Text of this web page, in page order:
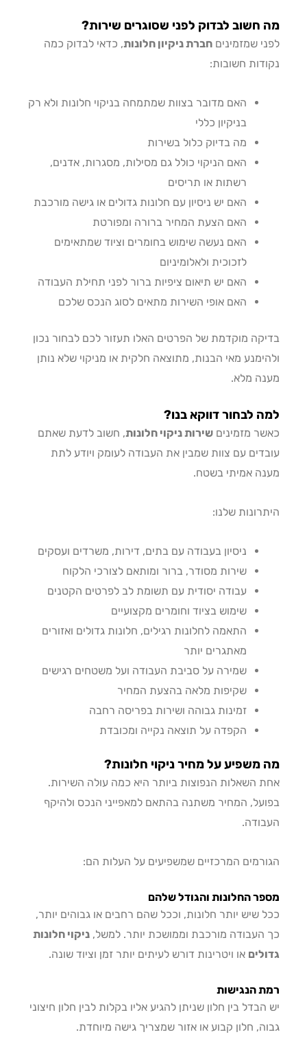
חשוב לבדוק לפני שסוגרים שירות?
שמזמיניםחברת ניקיון חלונות, כדאי לבדוק כמה
חשובות:
האם מדובר בצוות שמתמחה בניקוי חלונות ולא רק
בניקיון כללי
מה בדיוק כלול בשירות
האם הניקוי כולל גם מסילות, מסגרות, אדנים,
רשתות או תריסים
האם יש ניסיון עם חלונות גדולים או גישה מורכבת
האם הצעת המחיר ברורה ומפורטת
האם נעשה שימוש בחומרים וציוד שמתאימים
לזכוכית ולאלומיניום
האם יש תיאום ציפיות ברור לפני תחילת העבודה
האם אופי השירות מתאים לסוג הנכס שלכם
מוקדמת של הפרטים האלו תעזור לכם לבחור נכון
מאי הבנות, מתוצאה חלקית או מניקוי שלא נותן
מלא.
לבחור דווקא בנו?
מזמינים שירות ניקוי חלונות, חשוב לדעת שאתם
עם צוות שמבין את העבודה לעומק ויודע לתת
אמיתי בשטח.
שלנו:
ניסיון בעבודה עם בתים, דירות, משרדים ועסקים
שירות מסודר, ברור ומותאם לצורכי הלקוח
עבודה יסודית עם תשומת לב לפרטים הקטנים
שימוש בציוד וחומרים מקצועיים
התאמה לחלונות רגילים, חלונות גדולים ואזורים
מאתגרים יותר
שמירה על סביבת העבודה ועל משטחים רגישים
שקיפות מלאה בהצעת המחיר
זמינות גבוהה ושירות בפריסה רחבה
הקפדה על תוצאה נקייה ומכובדת
משפיע על מחיר ניקוי חלונות?
השאלות הנפוצות ביותר היא כמה עולה השירות.
המחיר משתנה בהתאם למאפייני הנכס ולהיקף
המרכזיים שמשפיעים על העלות הם:
החלונות והגודל שלהם
שיש יותר חלונות, וככל שהם רחבים או גבוהים יותר,
מורכבת וממושכת יותר. למשל,ניקוי חלונות
או ויטרינות דורש לעיתים יותר זמן וציוד שונה.
הנגישות
בין חלון שניתן להגיע אליו בקלות לבין חלון חיצוני
חלון קבוע או אזור שמצריך גישה מיוחדת.